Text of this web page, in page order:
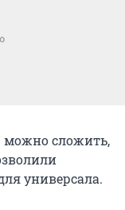
можно сложить,
универсала.